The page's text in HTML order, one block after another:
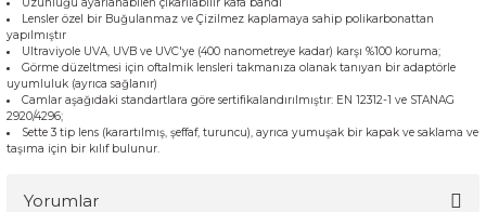
Lensler özel bir Buğulanmaz ve Çizilmez kaplamaya sahip polikarbonattan
yapılmıştır
Ultraviyole UVA, UVB ve UVC'ye (400 nanometreye kadar) karşı %100 koruma;
Görme düzeltmesi için oftalmik lensleri takmanıza olanak tanıyan bir adaptörle
uyumluluk (ayrıca sağlanır)
Camlar aşağıdaki standartlara göre sertifikalandırılmıştır: EN 12312-1 ve STANAG
2920/4296;
Sette 3 tip lens (karartılmış, şeffaf, turuncu), ayrıca yumuşak bir kapak ve saklama ve
taşıma için bir kılıf bulunur.
Yorumlar